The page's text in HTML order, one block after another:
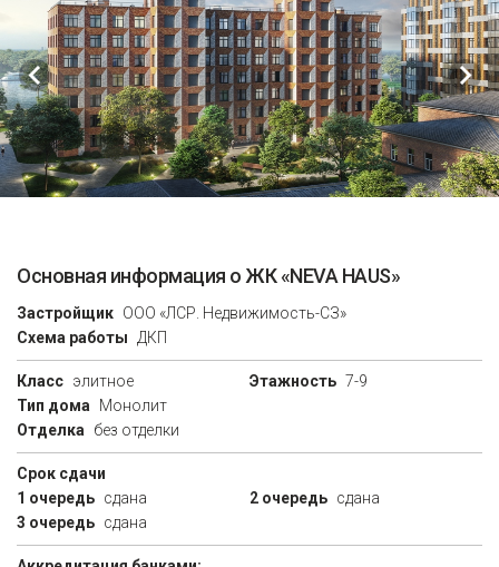
Основная информация о ЖК «NEVA HAUS»
Застройщик ООО «ЛСР. Недвижимость-СЗ»
Схема работы
ДКП
Класс элитное Этажность 7-9
Тип дома
Монолит
Отделка
без отделки
Срок сдачи
1 очередь сдана 2 очередь сдана
3 очередь сдана